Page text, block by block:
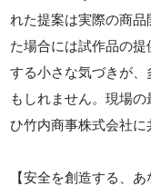
れた提案は実際の商
た場合には試作品の
する小さな気づきが
もしれません。現場
ひ竹内商事株式会社に
【安全を創造する、